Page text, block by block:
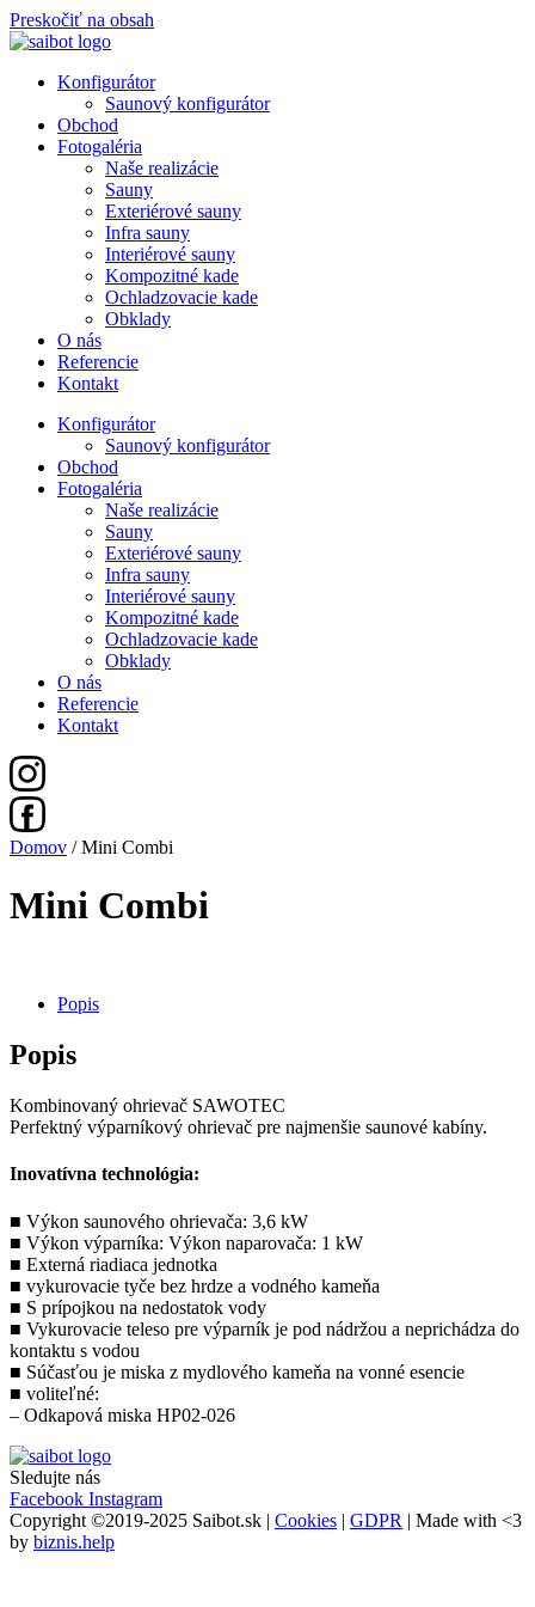
Preskočiť na obsah
Konfigurátor
Saunový konfigurátor
Obchod
Fotogaléria
Naše realizácie
Sauny
Exteriérové sauny
Infra sauny
Interiérové sauny
Kompozitné kade
Ochladzovacie kade
Obklady
O nás
Referencie
Kontakt
Konfigurátor
Saunový konfigurátor
Obchod
Fotogaléria
Naše realizácie
Sauny
Exteriérové sauny
Infra sauny
Interiérové sauny
Kompozitné kade
Ochladzovacie kade
Obklady
O nás
Referencie
Kontakt
Domov / Mini Combi
Mini Combi
Popis
Popis
Kombinovaný ohrievač SAWOTEC
Perfektný výparníkový ohrievač pre najmenšie saunové kabíny.
Inovatívna technológia:
■ Výkon saunového ohrievača: 3,6 kW
■ Výkon výparníka: Výkon naparovača: 1 kW
■ Externá riadiaca jednotka
■ vykurovacie tyče bez hrdze a vodného kameňa
■ S prípojkou na nedostatok vody
■ Vykurovacie teleso pre výparník je pod nádržou a neprichádza do
kontaktu s vodou
■ Súčasťou je miska z mydlového kameňa na vonné esencie
■ voliteľné:
– Odkapová miska HP02-026
Sledujte nás
Facebook Instagram
Copyright ©2019-2025 Saibot.sk | Cookies | GDPR | Made with <3
by biznis.help